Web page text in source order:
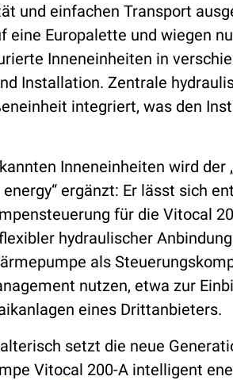
und einfachen Transport
eine Europalette und wiegen
Inneneinheiten in
Installation. Zentrale
integriert, was den
Inneneinheiten wird der
ergänzt: Er lässt sich
für die Vitocal
hydraulischer
als
nutzen, etwa zur
eines Drittanbieters.
setzt die neue
Vitocal 200-A intelligent